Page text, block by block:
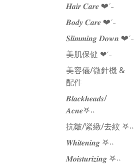
𝑯𝒂𝒊𝒓 𝑪𝒂𝒓𝒆 ❤︎‬ˊ‪‪˗
𝑩𝒐𝒅𝒚 𝑪𝒂𝒓𝒆 ❤︎‬ˊ‪‪˗
𝑺𝒍𝒊𝒎𝒎𝒊𝒏𝒈 𝑫𝒐𝒘𝒏 ❤︎‬ˊ‪‪˗
美肌保健 ❤︎‬ˊ‪‪˗
美容儀/微針機 &
配件
𝑩𝒍𝒂𝒄𝒌𝒉𝒆𝒂𝒅𝒔/
𝑨𝒄𝒏𝒆𖤐˒˒‪‪
抗皺/緊緻/去紋 𖤐˒˒‪‪
𝑾𝒉𝒊𝒕𝒆𝒏𝒊𝒏𝒈 𖤐˒˒‪‪
𝑴𝒐𝒊𝒔𝒕𝒖𝒓𝒊𝒛𝒊𝒏𝒈 𖤐˒˒‪‪